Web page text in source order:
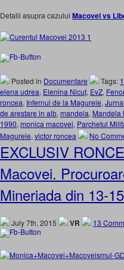
Detalii asupra cazului Macovei vs
Posted in Documentare Tags:
elena udrea, Elenina Nicuț, EvZ,
roncea, Infernul de la Magurele,
de arestare in alb, mandela, Mandela
1990, monica macovei, Parchetul
Magurele, victor roncea No
EXCLUSIV
Macovei.
Mineriada din 13-
July 7th, 2015 VR 13